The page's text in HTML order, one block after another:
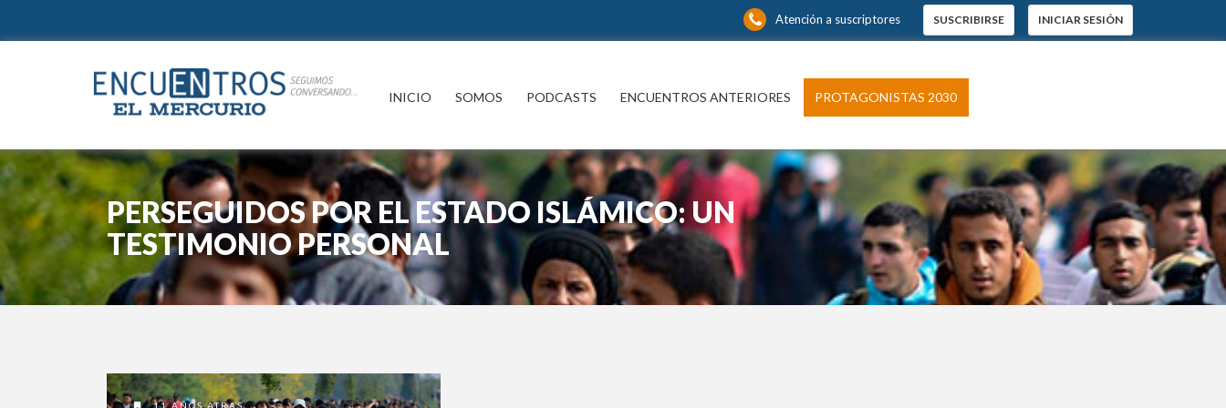
SUSCRIBIRSE INICIAR SESIÓN
Atención a suscriptores
INICIO SOMOS PODCASTS ENCUENTROS ANTERIORES PROTAGONISTAS 2030
PERSEGUIDOS POR EL ESTADO ISLÁMICO: UN
TESTIMONIO PERSONAL
11 AÑOS ATRAS